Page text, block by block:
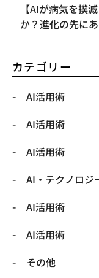
【AIが病気を撲
か？進化の先に
カテゴリー
AI活用術
AI活用術
AI活用術
​AI・テクノロジ
​AI活用術
​AI活用術
​その他